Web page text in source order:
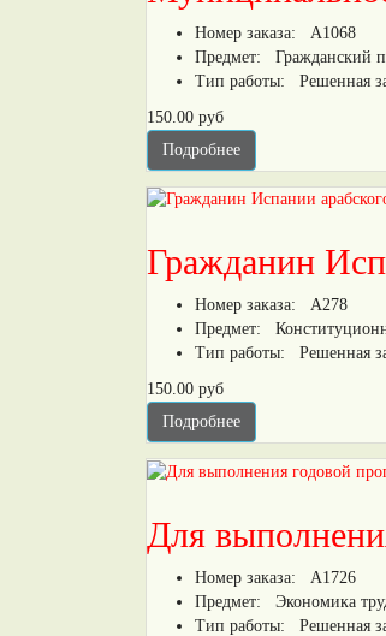
Номер заказа:
А1068
Предмет:
Гражданский
Тип работы:
Решенная
150.00 руб
Подробнее
Гражданин
Номер заказа:
А278
Предмет:
Тип работы:
Решенная
150.00 руб
Подробнее
Для
Номер заказа:
А1726
Предмет:
Экономика
Тип работы:
Решенная